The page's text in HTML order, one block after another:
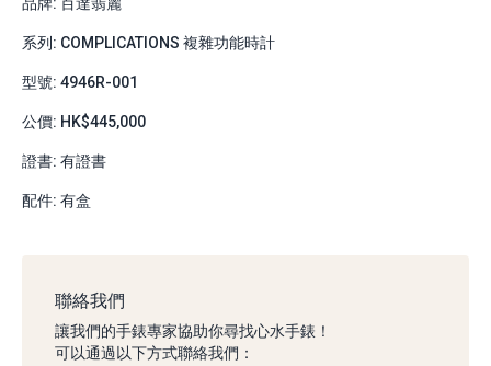
系列: COMPLICATIONS 複雜功能時計
型號: 4946R-001
公價: HK$445,000
證書: 有證書
配件: 有盒
聯絡我們
讓我們的手錶專家協助你尋找心水手錶！
可以通過以下方式聯絡我們：